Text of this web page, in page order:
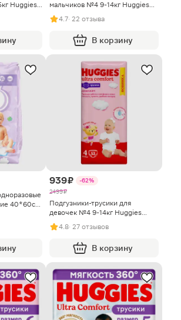
Huggies
мальчиков №4 9-14кг Huggies
52шт
4.7· 22 отзыва
В корзину
40*60см
939 ₽
-62%
2499 ₽
Подгузники-трусики для
девочек №4 9-14кг Huggies
52шт
4.8· 27 отзывов
В корзину